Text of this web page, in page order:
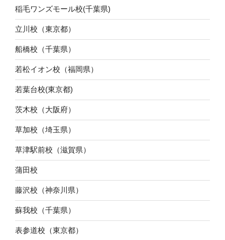
稲毛ワンズモール校(千葉県)
立川校（東京都）
船橋校（千葉県）
若松イオン校（福岡県）
若葉台校(東京都)
茨木校（大阪府）
草加校（埼玉県）
草津駅前校（滋賀県）
蒲田校
藤沢校（神奈川県）
蘇我校（千葉県）
表参道校（東京都）